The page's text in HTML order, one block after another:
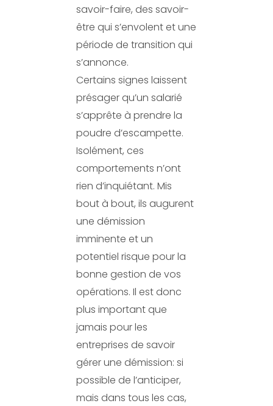
savoir-faire, des savoir-
être qui s’envolent et une
période de transition qui
s’annonce.
Certains signes laissent
présager qu’un salarié
s’apprête à prendre la
poudre d’escampette.
Isolément, ces
comportements n’ont
rien d’inquiétant. Mis
bout à bout, ils augurent
une démission
imminente et un
potentiel risque pour la
bonne gestion de vos
opérations. Il est donc
plus important que
jamais pour les
entreprises de savoir
gérer une démission: si
possible de l’anticiper,
mais dans tous les cas,